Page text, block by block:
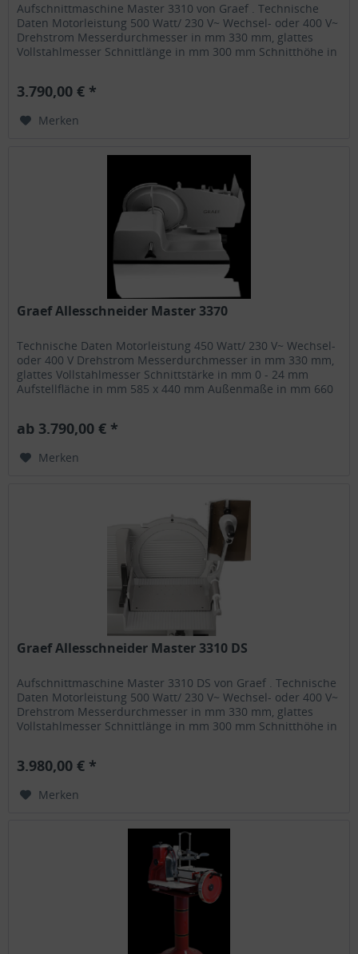
Aufschnittmaschine Master 3310 von Graef . Technische
Daten Motorleistung 500 Watt/ 230 V~ Wechsel- oder 400 V~
Drehstrom Messerdurchmesser in mm 330 mm, glattes
Vollstahlmesser Schnittlänge in mm 300 mm Schnitthöhe in
3.790,00 € *
Merken
Graef Allesschneider Master 3370
Technische Daten Motorleistung 450 Watt/ 230 V~ Wechsel-
oder 400 V Drehstrom Messerdurchmesser in mm 330 mm,
glattes Vollstahlmesser Schnittstärke in mm 0 - 24 mm
Aufstellfläche in mm 585 x 440 mm Außenmaße in mm 660
ab 3.790,00 € *
Merken
Graef Allesschneider Master 3310 DS
Aufschnittmaschine Master 3310 DS von Graef . Technische
Daten Motorleistung 500 Watt/ 230 V~ Wechsel- oder 400 V~
Drehstrom Messerdurchmesser in mm 330 mm, glattes
Vollstahlmesser Schnittlänge in mm 300 mm Schnitthöhe in
3.980,00 € *
Merken